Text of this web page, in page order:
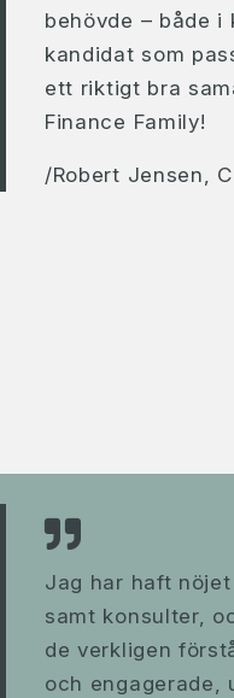
behövde – både
kandidat som
ett riktigt bra
Finance Family!
/Robert Jensen,
Jag har haft
samt konsulter,
de verkligen
och engagerade,